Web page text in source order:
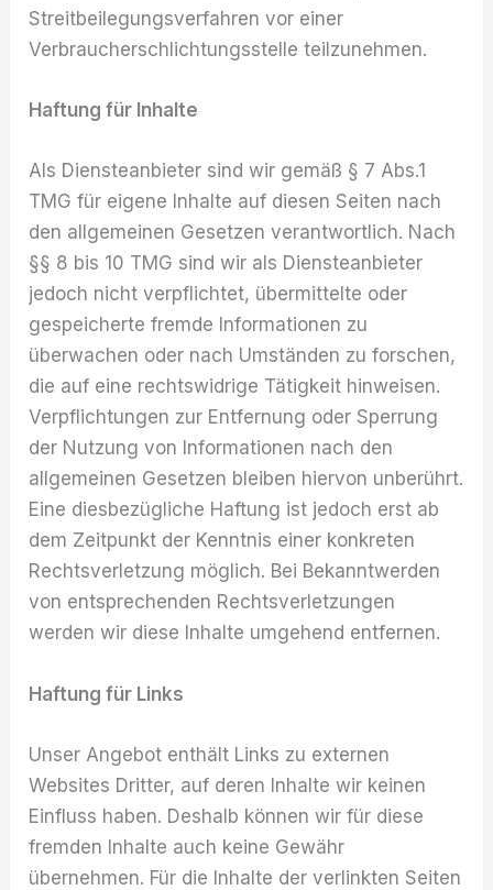
Streitbeilegungsverfahren vor einer
Verbraucherschlichtungsstelle teilzunehmen.
Haftung für Inhalte
Als Diensteanbieter sind wir gemäß § 7 Abs.1
TMG für eigene Inhalte auf diesen Seiten nach
den allgemeinen Gesetzen verantwortlich. Nach
§§ 8 bis 10 TMG sind wir als Diensteanbieter
jedoch nicht verpflichtet, übermittelte oder
gespeicherte fremde Informationen zu
überwachen oder nach Umständen zu forschen,
die auf eine rechtswidrige Tätigkeit hinweisen.
Verpflichtungen zur Entfernung oder Sperrung
der Nutzung von Informationen nach den
allgemeinen Gesetzen bleiben hiervon unberührt.
Eine diesbezügliche Haftung ist jedoch erst ab
dem Zeitpunkt der Kenntnis einer konkreten
Rechtsverletzung möglich. Bei Bekanntwerden
von entsprechenden Rechtsverletzungen
werden wir diese Inhalte umgehend entfernen.
Haftung für Links
Unser Angebot enthält Links zu externen
Websites Dritter, auf deren Inhalte wir keinen
Einfluss haben. Deshalb können wir für diese
fremden Inhalte auch keine Gewähr
übernehmen. Für die Inhalte der verlinkten Seiten